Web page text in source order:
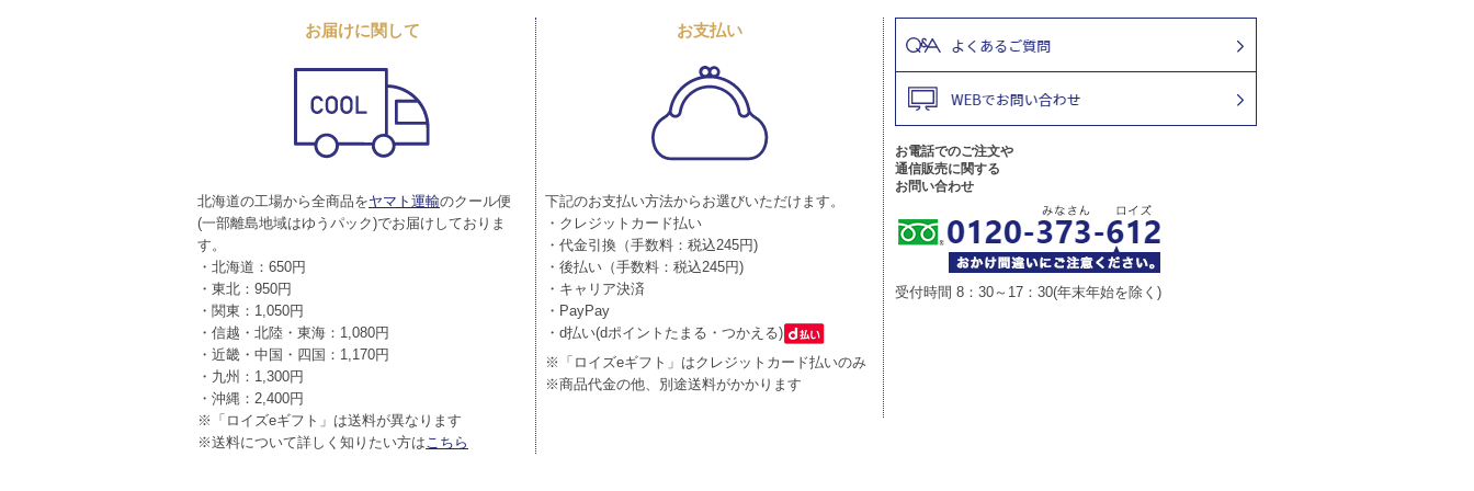
お届けに関して
北海道の工場から全商品をヤマト運輸のクール便
(一部離島地域はゆうパック)でお届けしておりま
す。
・北海道：650円
・東北：950円
・関東：1,050円
・信越・北陸・東海：1,080円
・近畿・中国・四国：1,170円
・九州：1,300円
・沖縄：2,400円
※「ロイズeギフト」は送料が異なります
※送料について詳しく知りたい方はこちら
お支払い
下記のお支払い方法からお選びいただけます。
・クレジットカード払い
・代金引換（手数料：税込245円)
・後払い（手数料：税込245円)
・キャリア決済
・PayPay
・d払い(dポイントたまる・つかえる)
※「ロイズeギフト」はクレジットカード払いのみ
※商品代金の他、別途送料がかかります
お電話でのご注文や
通信販売に関する
お問い合わせ
受付時間 8：30～17：30(年末年始を除く)